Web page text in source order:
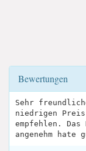
Bewertungen
Sehr
niedrigen
empfehlen.
angenehm hate